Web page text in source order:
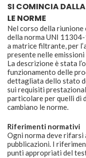
SI COMINCIA
LE NORME
Nel corso della riunione
della norma UNI
a matrice filtrante, per
presente nelle
La descrizione è stata
funzionamento delle
dettagliata dello stato
sui requisiti
particolare per quelli di
cambiano le norme.
Riferimenti normativi
Ogni norma deve
pubblicazioni. I
punti appropriati del